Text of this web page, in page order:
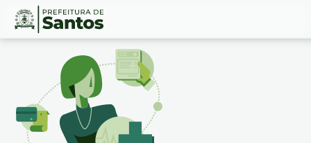
Ir
Conteúdo